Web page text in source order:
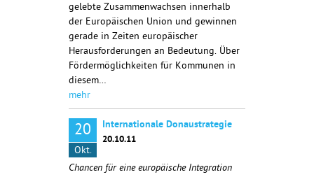
gelebte Zusammenwachsen innerhalb
der Europäischen Union und gewinnen
gerade in Zeiten europäischer
Herausforderungen an Bedeutung. Über
Fördermöglichkeiten für Kommunen in
diesem…
mehr
20
Okt.
Internationale Donaustrategie
20.10.11
Chancen für eine europäische Integration